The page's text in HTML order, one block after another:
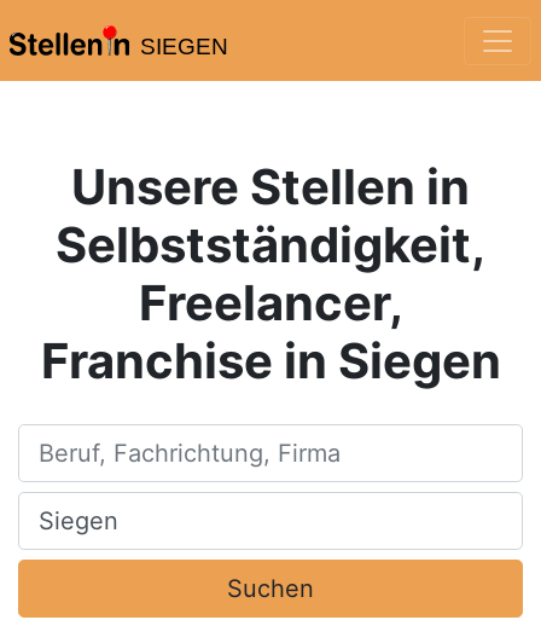
SIEGEN
Unsere Stellen in
Selbstständigkeit,
Freelancer,
Franchise in Siegen
Beruf, Fachrichtung, Firma
Ort, Stadt
Suchen